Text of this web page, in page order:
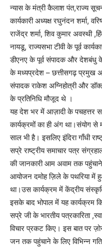
न्यास के मंत्री कैलाश पंत,राज्य
कार्यकारी अध्यक्ष रघुनंदन शर्मा,
राजेंद्र शर्मा, शिव कुमार अवस्थी
नायडू, राज्यसभा टीवी के पूर्व
डीएनए के पूर्व संपादक और देशबंधु
के मध्यप्रदेश – छत्तीसगढ़ प्रमुख
संपादक राकेश अग्निहोत्री और
के प्रतिनिधि मौजूद थे ।
यह देश भर में आज़ादी के पचहत्तर
कार्यक्रमों का ही अंग था।संयोग
साल भी है। इसलिए इंदिरा गाँधी
सप्रे राष्ट्रीय समाचार पत्र
की जानकारी आम अवाम तक
आयोजन दमोह ज़िले के पथरिया में
था।उस कार्यक्रम में केंद्रीय
इसके बाद भोपाल में यह कार्यक्रम
सप्रे जी के भारतीय पत्रकारिता
विचार प्रकट किए। इस बात पर
जन तक पहुंचाने के लिए विभिन्न